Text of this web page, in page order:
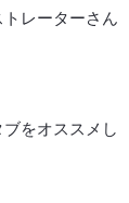
レーターさん
をオススメし